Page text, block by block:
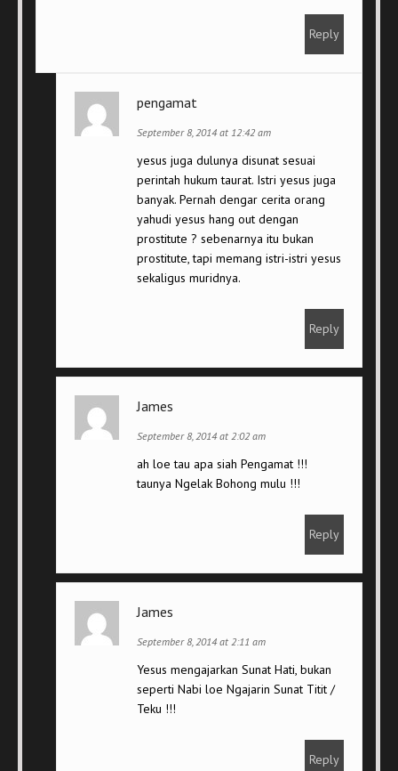
Reply
pengamat
September 8, 2014 at 12:42 am
yesus juga dulunya disunat sesuai
perintah hukum taurat. Istri yesus juga
banyak. Pernah dengar cerita orang
yahudi yesus hang out dengan
prostitute ? sebenarnya itu bukan
prostitute, tapi memang istri-istri yesus
sekaligus muridnya.
Reply
James
September 8, 2014 at 2:02 am
ah loe tau apa siah Pengamat !!!
taunya Ngelak Bohong mulu !!!
Reply
James
September 8, 2014 at 2:11 am
Yesus mengajarkan Sunat Hati, bukan
seperti Nabi loe Ngajarin Sunat Titit /
Teku !!!
Reply